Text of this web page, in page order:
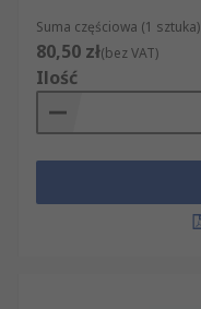
Suma częściowa (1 sztuka)
80,50 zł(bez VAT)
Ilość